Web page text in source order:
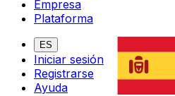
Empresa
Plataforma
ES
Iniciar sesión
Registrarse
Ayuda